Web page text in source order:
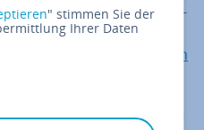
gehört das Zu­sam­men­
Excel macht Ihnen
der
Summen-Funktion
nicht einfach nur alle
die Summe auf
Excel stellt Ihnen dafür
" stimmen Sie der
Ihrer Daten